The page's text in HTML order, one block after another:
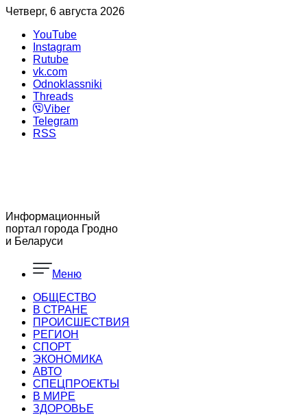
Четверг, 6 августа 2026
YouTube
Instagram
Rutube
vk.com
Odnoklassniki
Threads
Viber
Telegram
RSS
Информационный
портал города Гродно
и Беларуси
Меню
ОБЩЕСТВО
В СТРАНЕ
ПРОИСШЕСТВИЯ
РЕГИОН
CПОРТ
ЭКОНОМИКА
АВТО
СПЕЦПРОЕКТЫ
В МИРЕ
ЗДОРОВЬЕ